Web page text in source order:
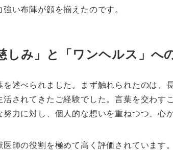
い布陣が顔を揃えたのです。
しみ」と「ワンヘルス」へ
述べられました。まず触れられたのは、
されてきたご経験でした。言葉を交わす
力に対し、個人的な想いを重ねつつ、心
師の役割を極めて高く評価されています